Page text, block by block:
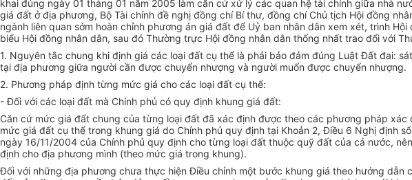
khai đúng ngày 01 tháng 01 năm 2005 làm căn cứ xử lý các quan hệ tài chính giữa nhà
giá đất ở địa phương, Bộ Tài chính đề nghị đồng chí Bí thư, đồng chí Chủ tịch Hội đồng
ngành liên quan sớm hoàn chỉnh phương án giá đất để Uỷ ban nhân dân xem xét, trình
biểu Hội đồng nhân dân, sau đó Thường trực Hội đồng nhân dân thống nhất trao đổi với
1. Nguyên tắc chung khi định giá các loại đất cụ thể là phải bảo đảm đúng Luật Đất đai:
tại địa phương giữa người cần được chuyển nhượng và người muốn được chuyển nhượng.
2. Phương pháp định từng mức giá cho các loại đất cụ thể:
- Đối với các loại đất mà Chính phủ có quy định khung giá đất:
Căn cứ mức giá đất chung của từng loại đất đã xác định được theo các phương pháp
mức giá đất cụ thể trong khung giá do Chính phủ quy định tại Khoản 2, Điều 6 Nghị định số
ngày 16/11/2004 của Chính phủ quy định cho từng loại đất thuộc quỹ đất của cả nước,
định cho địa phương mình (theo mức giá trong khung).
Đối với những địa phương chưa thực hiện Điều chỉnh một bước khung giá theo hướng